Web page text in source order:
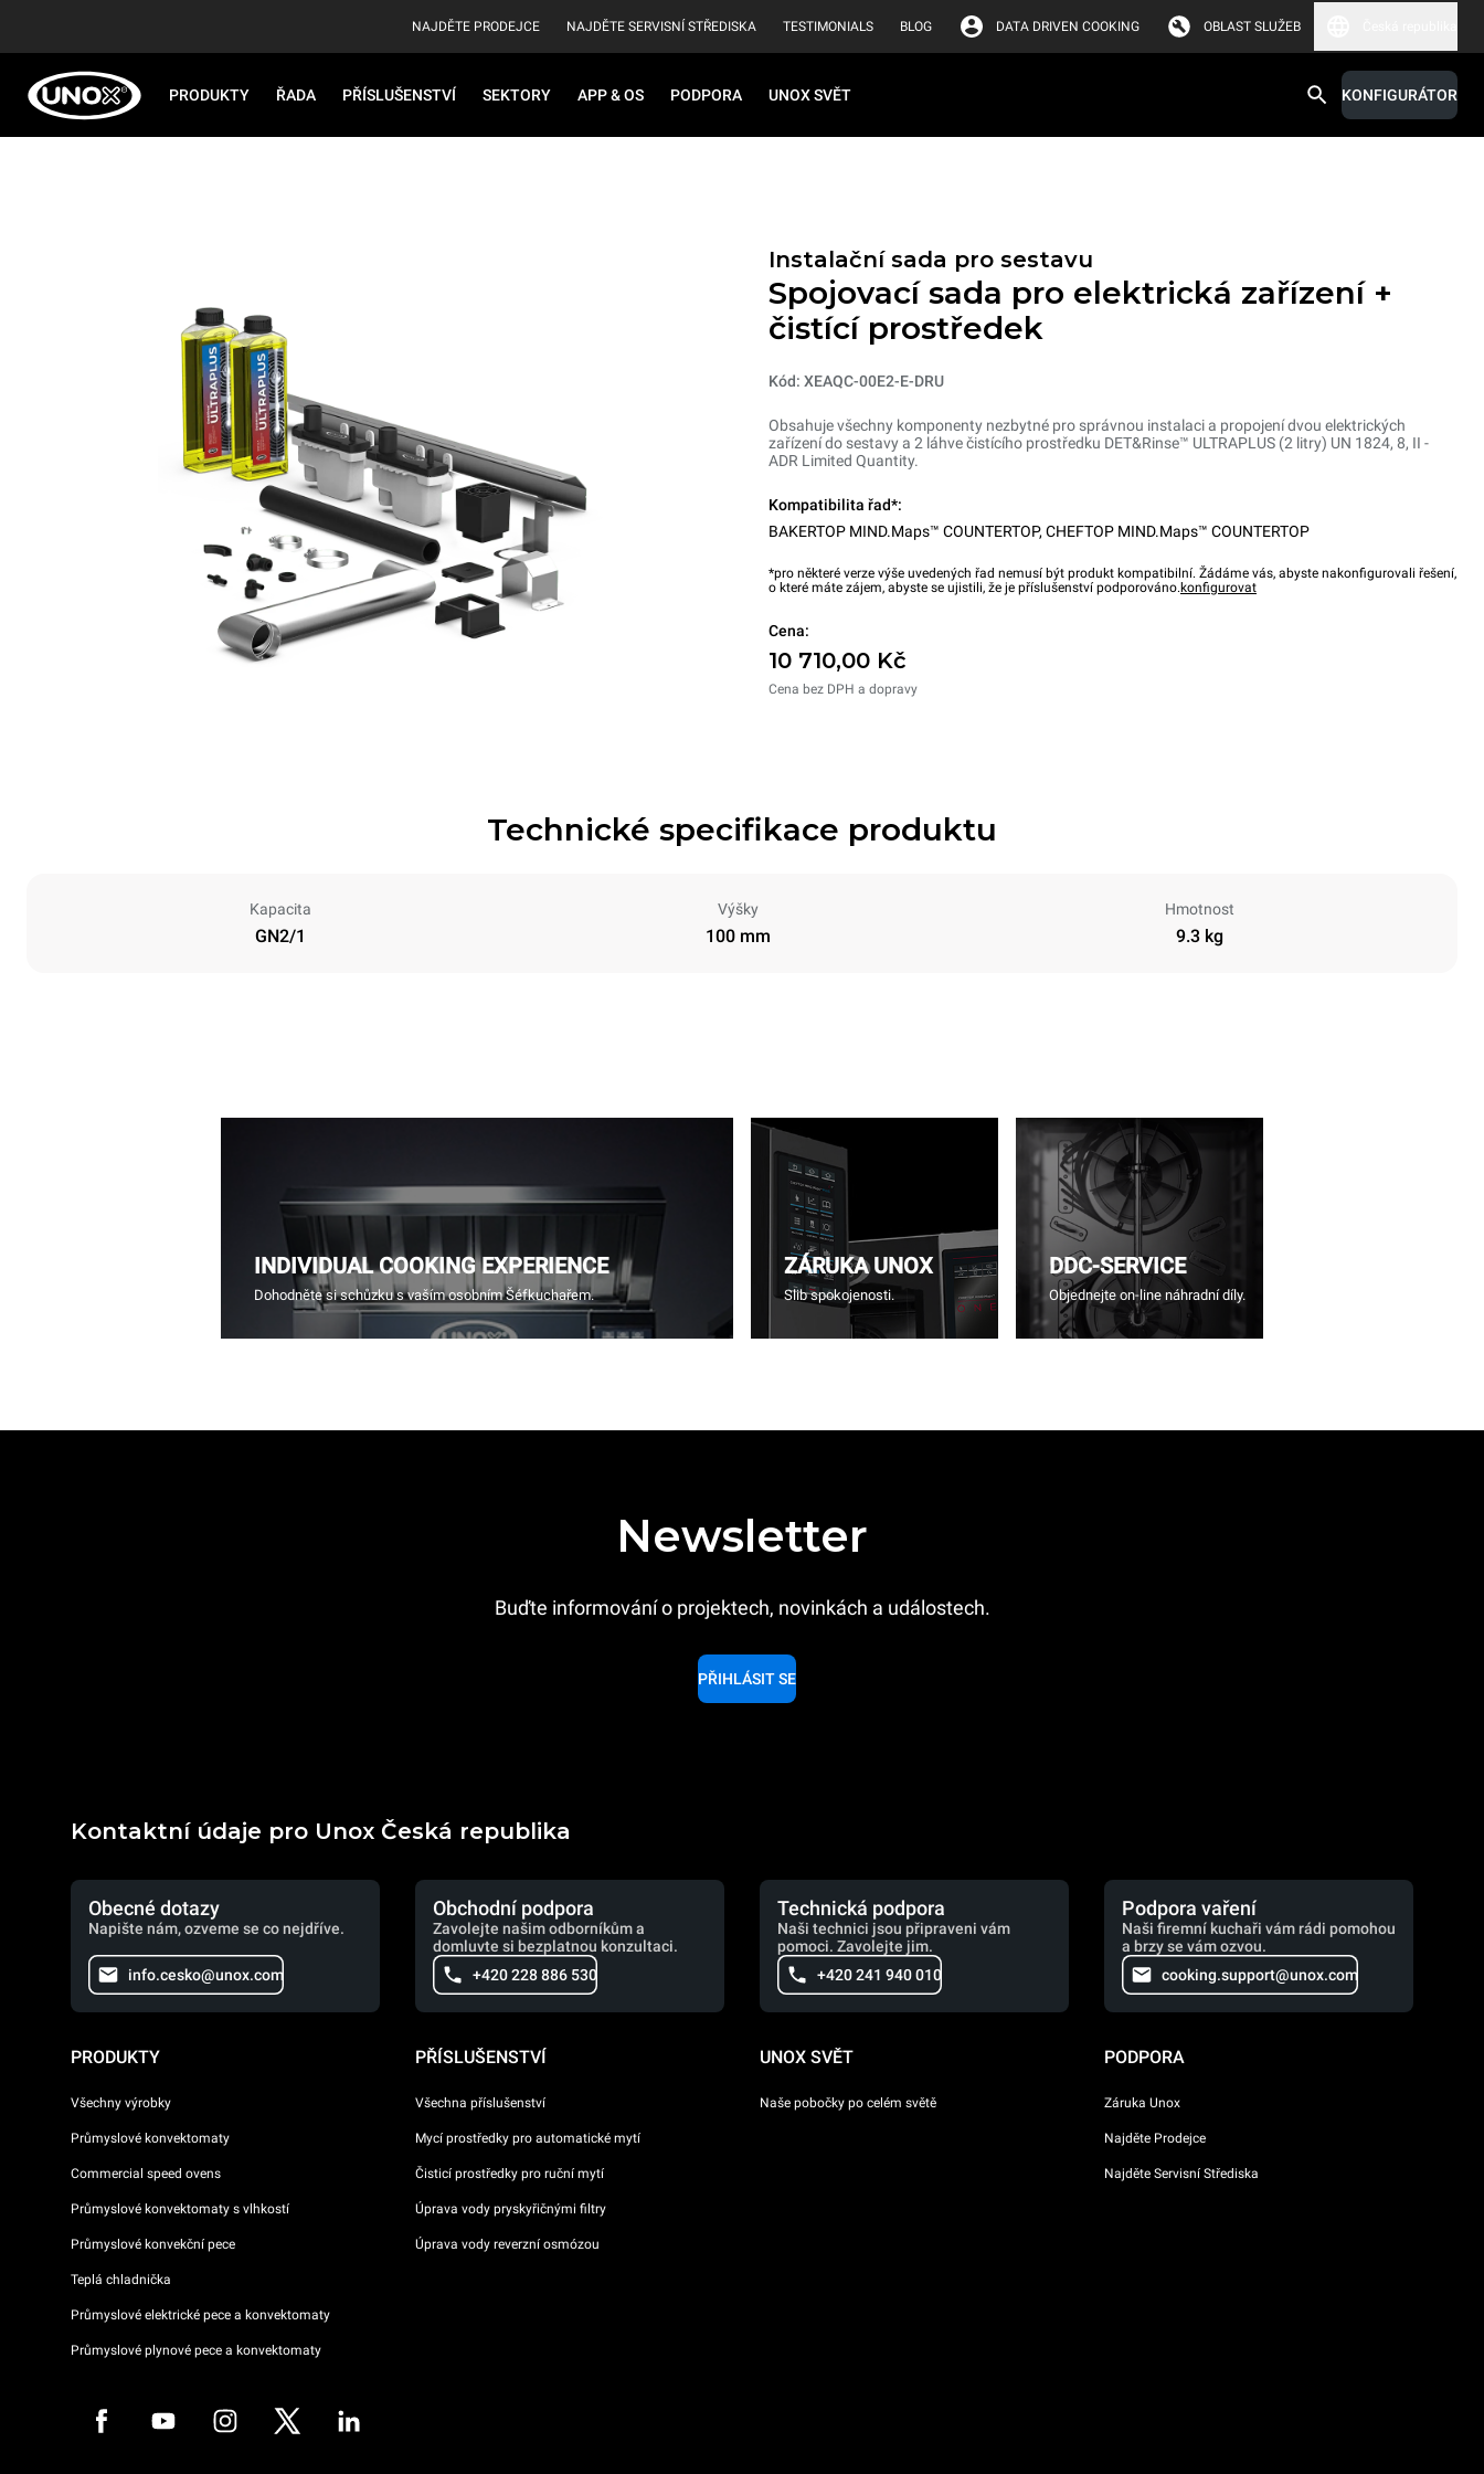
NAJDĚTE PRODEJCE NAJDĚTE SERVISNÍ STŘEDISKA TESTIMONIALS BLOG DATA DRIVEN COOKING OBLAST SLUŽEB
PRODUKTY ŘADA PŘÍSLUŠENSTVÍ SEKTORY APP & OS PODPORA UNOX SVĚT KONFIGURÁTOR
Instalační sada pro sestavu
Spojovací sada pro elektrická zařízení +
čistící prostředek
Kód: XEAQC-00E2-E-DRU
Obsahuje všechny komponenty nezbytné pro správnou instalaci a propojení dvou elektrických
zařízení do sestavy a 2 láhve čistícího prostředku DET&Rinse™ ULTRAPLUS (2 litry) UN 1824, 8, II -
ADR Limited Quantity.
Kompatibilita řad*:
BAKERTOP MIND.Maps™ COUNTERTOP, CHEFTOP MIND.Maps™ COUNTERTOP
*pro některé verze výše uvedených řad nemusí být produkt kompatibilní. Žádáme vás, abyste nakonfigurovali řešení,
o které máte zájem, abyste se ujistili, že je příslušenství podporováno. konfigurovat
Cena:
10 710,00 Kč
Cena bez DPH a dopravy
Technické specifikace produktu
Kapacita
GN2/1
Výšky
100 mm
Hmotnost
9.3 kg
INDIVIDUAL COOKING EXPERIENCE
Dohodněte si schůzku s vaším osobním Šéfkuchařem.
ZÁRUKA UNOX
Slib spokojenosti.
DDC-SERVICE
Objednejte on-line náhradní díly.
Newsletter
Buďte informování o projektech, novinkách a událostech.
PŘIHLÁSIT SE
Kontaktní údaje pro Unox Česká republika
Obecné dotazy
Napište nám, ozveme se co nejdříve.
info.cesko@unox.com
Obchodní podpora
Zavolejte našim odborníkům a
domluvte si bezplatnou konzultaci.
+420 228 886 530
Technická podpora
Naši technici jsou připraveni vám
pomoci. Zavolejte jim.
+420 241 940 010
Podpora vaření
Naši firemní kuchaři vám rádi pomohou
a brzy se vám ozvou.
cooking.support@unox.com
PRODUKTY
Všechny výrobky
Průmyslové konvektomaty
Commercial speed ovens
Průmyslové konvektomaty s vlhkostí
Průmyslové konvekční pece
Teplá chladnička
Průmyslové elektrické pece a konvektomaty
Průmyslové plynové pece a konvektomaty
PŘÍSLUŠENSTVÍ
Všechna příslušenství
Mycí prostředky pro automatické mytí
Čisticí prostředky pro ruční mytí
Úprava vody pryskyřičnými filtry
Úprava vody reverzní osmózou
UNOX SVĚT
Naše pobočky po celém světě
PODPORA
Záruka Unox
Najděte Prodejce
Najděte Servisní Střediska